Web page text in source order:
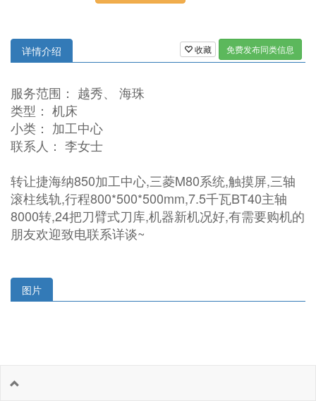
收藏 免费发布同类信息
详情介绍
服务范围： 越秀、 海珠
类型： 机床
小类： 加工中心
联系人： 李女士
转让捷海纳850加工中心,三菱M80系统,触摸屏,三轴
滚柱线轨,行程800*500*500mm,7.5千瓦BT40主轴
8000转,24把刀臂式刀库,机器新机况好,有需要购机的
朋友欢迎致电联系详谈~
图片